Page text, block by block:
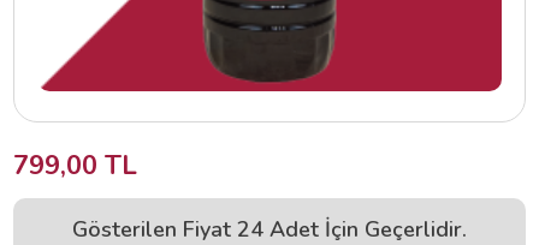
799,00 TL
Gösterilen Fiyat 24 Adet İçin Geçerlidir.